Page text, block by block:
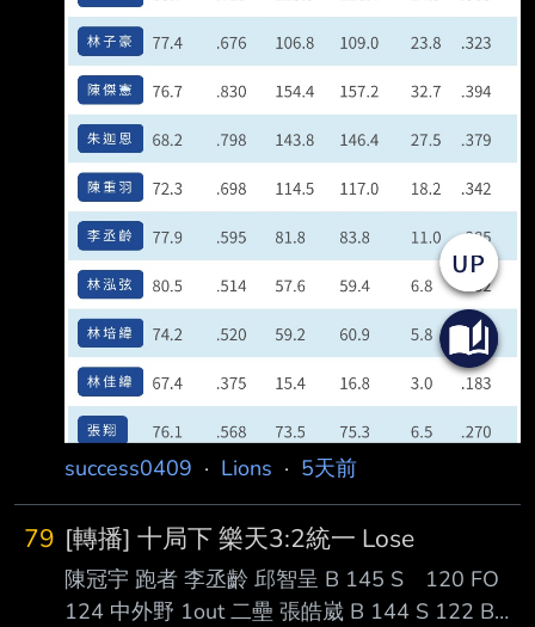
success0409 · Lions · 5天前
79 [轉播] 十局下 樂天3:2統一 Lose
陳冠宇 跑者 李丞齡 邱智呈 B 145 S 120 FO
124 中外野 1out 二壘 張皓崴 B 144 S 122 B